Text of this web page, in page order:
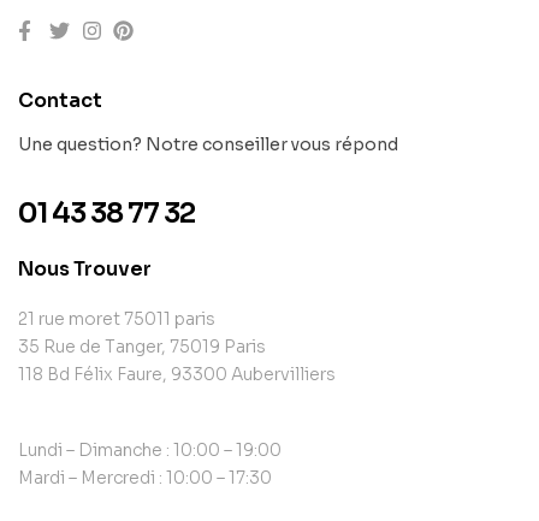
Contact
Une question? Notre conseiller vous répond
01 43 38 77 32
Nous Trouver
21 rue moret 75011 paris
35 Rue de Tanger, 75019 Paris
118 Bd Félix Faure, 93300 Aubervilliers
Lundi – Dimanche : 10:00 – 19:00
Mardi – Mercredi : 10:00 – 17:30